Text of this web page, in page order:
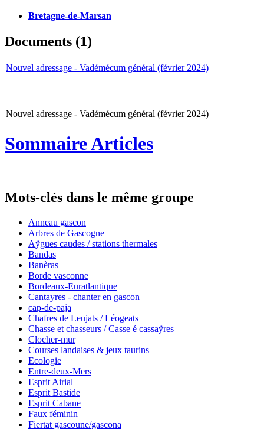
Bretagne-de-Marsan
Documents (1)
Nouvel adressage - Vadémécum général (février 2024)
Nouvel adressage - Vadémécum général (février 2024)
Sommaire Articles
Mots-clés dans le même groupe
Anneau gascon
Arbres de Gascogne
Aÿgues caudes / stations thermales
Bandas
Banèras
Borde vasconne
Bordeaux-Euratlantique
Cantayres - chanter en gascon
cap-de-paja
Chafres de Leujats / Léogeats
Chasse et chasseurs / Casse é cassaÿres
Clocher-mur
Courses landaises & jeux taurins
Ecologie
Entre-deux-Mers
Esprit Airial
Esprit Bastide
Esprit Cabane
Faux féminin
Fiertat gascoune/gascona